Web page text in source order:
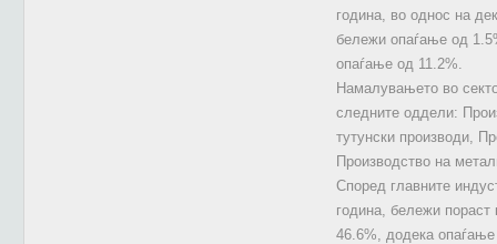
година, во однос на
бележи опаѓање од
опаѓање од 11.2%.
Намалувањето во
следните оддели:
тутунски производи,
Производство на
Според главните
година, бележи пораст
46.6%, додека опаѓање